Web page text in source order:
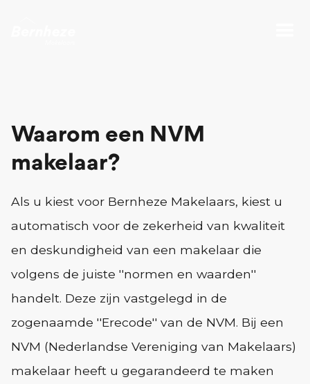
Waarom een NVM
makelaar?
Als u kiest voor Bernheze Makelaars, kiest u
automatisch voor de zekerheid van kwaliteit
en deskundigheid van een makelaar die
volgens de juiste ''normen en waarden''
handelt. Deze zijn vastgelegd in de
zogenaamde ''Erecode'' van de NVM. Bij een
NVM (Nederlandse Vereniging van Makelaars)
makelaar heeft u gegarandeerd te maken